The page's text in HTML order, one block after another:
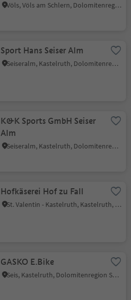
Völs, Völs am Schlern, Dolomitenregion Seiser Alm
Sport Hans Seiser Alm
Seiseralm, Kastelruth, Dolomitenregion Seiser Alm
K&K Sports GmbH Seiser
Alm
Seiseralm, Kastelruth, Dolomitenregion Seiser Alm
Hofkäserei Hof zu Fall
St. Valentin - Kastelruth, Kastelruth, Dolomitenregion Seiser Alm
GASKO E.Bike
Seis, Kastelruth, Dolomitenregion Seiser Alm